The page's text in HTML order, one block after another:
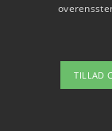
Om
TILLAD